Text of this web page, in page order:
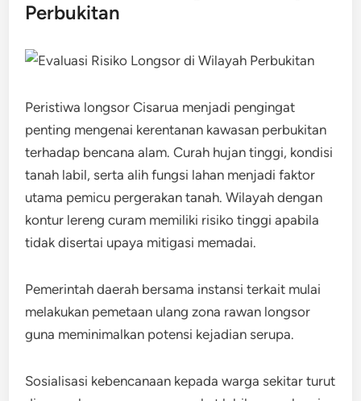
Perbukitan
Peristiwa longsor Cisarua menjadi pengingat
penting mengenai kerentanan kawasan perbukitan
terhadap bencana alam. Curah hujan tinggi, kondisi
tanah labil, serta alih fungsi lahan menjadi faktor
utama pemicu pergerakan tanah. Wilayah dengan
kontur lereng curam memiliki risiko tinggi apabila
tidak disertai upaya mitigasi memadai.
Pemerintah daerah bersama instansi terkait mulai
melakukan pemetaan ulang zona rawan longsor
guna meminimalkan potensi kejadian serupa.
Sosialisasi kebencanaan kepada warga sekitar turut